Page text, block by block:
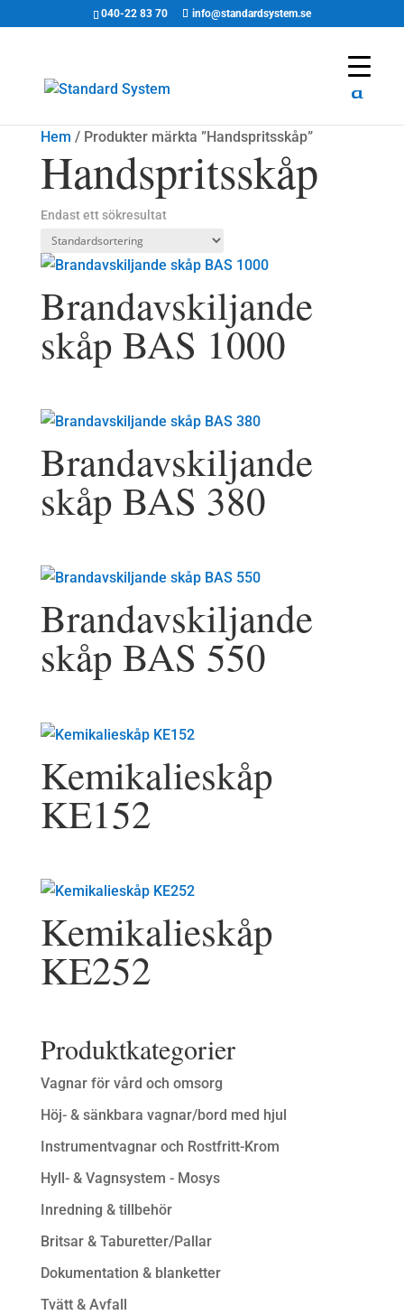
040-22 83 70 info@standardsystem.se
Hem / Produkter märkta ”Handspritsskåp”
Handspritsskåp
Endast ett sökresultat
Brandavskiljande
skåp BAS 1000
Brandavskiljande
skåp BAS 380
Brandavskiljande
skåp BAS 550
Kemikalieskåp
KE152
Kemikalieskåp
KE252
Produktkategorier
Vagnar för vård och omsorg
Höj- & sänkbara vagnar/bord med hjul
Instrumentvagnar och Rostfritt-Krom
Hyll- & Vagnsystem - Mosys
Inredning & tillbehör
Britsar & Taburetter/Pallar
Dokumentation & blanketter
Tvätt & Avfall